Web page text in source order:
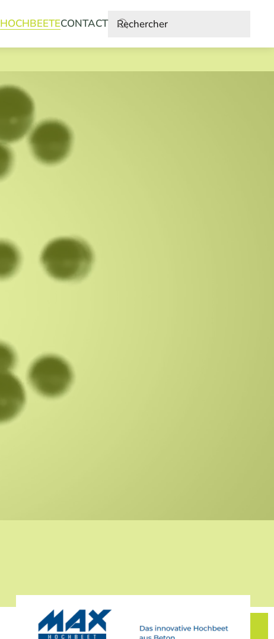
HOCHBEETECONTACT